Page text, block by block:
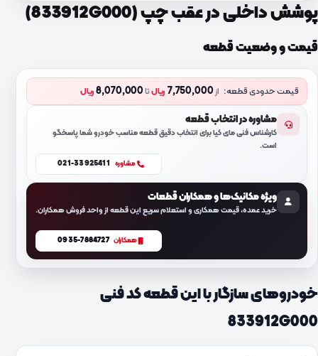
پوشش داخلی در عقب چپ (833912G000)
قیمت و وضعیت قطعه
قیمت حدودی قطعه: از7,750,000 ریالتا8,070,000 ریال
مشاوره در انتخاب قطعه
کارشناس فنی مای کیا برای انتخاب دقیق قطعه مناسب خودرو شما پاسخگو
است.
مشاوره 021-33925411
ویژه مکانیک‌ها و همکاران قطعات
خرید عمده، قیمت همکاری و استعلام سریع این قطعه از واحد فروش همکاران.
همکاران 0935-7884727
خودروهای سازگار با این قطعه کد فنی
833912G000